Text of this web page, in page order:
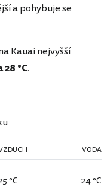
a pohybuje se
Kauai nejvyšší
28 °C.
VODA
°C
24 °C